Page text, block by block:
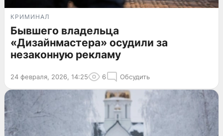
КРИМИНАЛ
Бывшего владельца
«Дизайнмастера» осудили за
незаконную рекламу
24 февраля, 2026, 14:25 6 Обсудить